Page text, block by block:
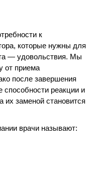
к
которые нужны для
— удовольствия. Мы
от приема
после завершения
реакции и
заменой становится
врачи называют: